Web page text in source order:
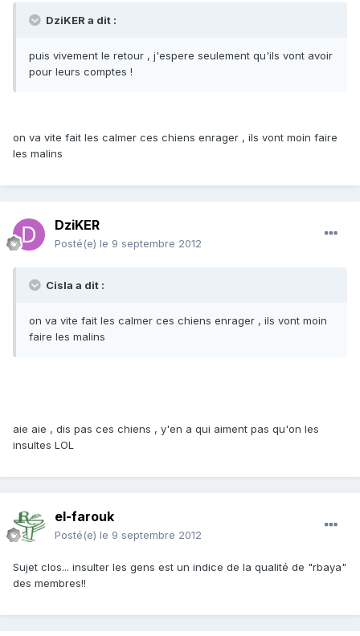
DziKER a dit :
puis vivement le retour , j'espere seulement qu'ils vont avoir
pour leurs comptes !
on va vite fait les calmer ces chiens enrager , ils vont moin faire
les malins
DziKER
Posté(e) le 9 septembre 2012
Cisla a dit :
on va vite fait les calmer ces chiens enrager , ils vont moin
faire les malins
aie aie , dis pas ces chiens , y'en a qui aiment pas qu'on les
insultes LOL
el-farouk
Posté(e) le 9 septembre 2012
Sujet clos... insulter les gens est un indice de la qualité de "rbaya"
des membres!!